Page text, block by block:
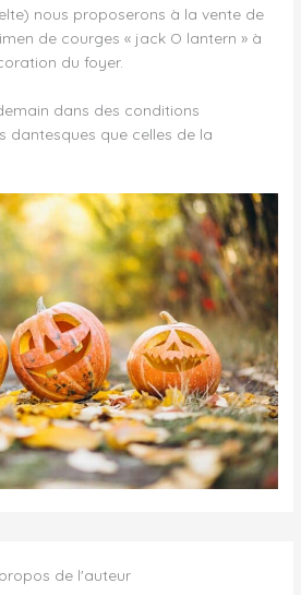
nous proposerons à la vente de
de courges « jack O lantern » à
du foyer.
dans des conditions
dantesques que celles de la
de l'auteur